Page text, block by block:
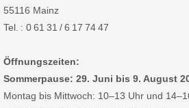
55116 Mainz
Tel. : 0 61 31 / 6 17 74 47
Öffnungszeiten:
Sommerpause: 29. Juni bis 9. August
Montag bis Mittwoch: 10–13 Uhr und